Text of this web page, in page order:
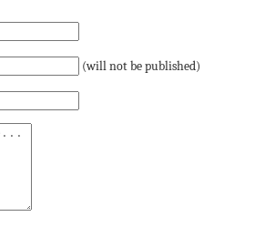
(will not be published)